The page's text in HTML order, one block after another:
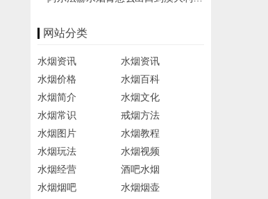
网站分类
水烟资讯
水烟资讯
水烟价格
水烟百科
水烟简介
水烟文化
水烟常识
戒烟方法
水烟图片
水烟教程
水烟玩法
水烟视频
水烟经营
酒吧水烟
水烟烟吧
水烟烟壶